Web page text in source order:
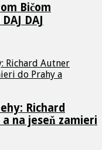
Bičom
DAJ
Richard
na jeseň zamieri